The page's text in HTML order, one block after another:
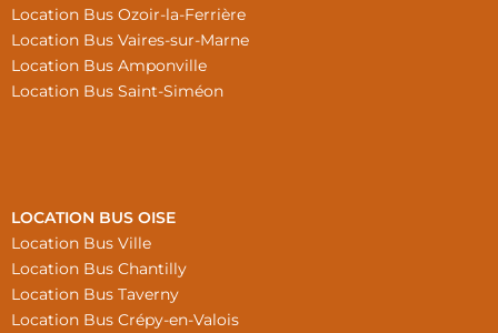
Location Bus Ozoir-la-Ferrière
Location Bus Vaires-sur-Marne
Location Bus Amponville
Location Bus Saint-Siméon
LOCATION BUS OISE
Location Bus Ville
Location Bus Chantilly
Location Bus Taverny
Location Bus Crépy-en-Valois